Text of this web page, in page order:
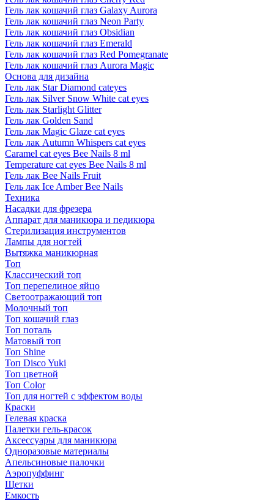
Гель лак кошачий глаз Galaxy Aurora
Гель лак кошачий глаз Neon Party
Гель лак кошачий глаз Obsidian
Гель лак кошачий глаз Emerald
Гель лак кошачий глаз Red Pomegranate
Гель лак кошачий глаз Aurora Magic
Основа для дизайна
Гель лак Star Diamond cateyes
Гель лак Silver Snow White cat eyes
Гель лак Starlight Glitter
Гель лак Golden Sand
Гель лак Magic Glaze cat eyes
Гель лак Autumn Whispers cat eyes
Caramel cat eyes Bee Nails 8 ml
Temperature cat eyes Bee Nails 8 ml
Гель лак Bee Nails Fruit
Гель лак Ice Amber Bee Nails
Техника
Насадки для фрезера
Аппарат для маникюра и педикюра
Стерилизация инструментов
Лампы для ногтей
Вытяжка маникюрная
Топ
Классический топ
Топ перепелиное яйцо
Светоотражающий топ
Молочный топ
Топ кошачий глаз
Топ поталь
Матовый топ
Топ Shine
Топ Disco Yuki
Топ цветной
Топ Color
Топ для ногтей с эффектом воды
Краски
Гелевая краска
Палетки гель-красок
Аксессуары для маникюра
Одноразовые материалы
Апельсиновые палочки
Аэропуффинг
Щетки
Емкость